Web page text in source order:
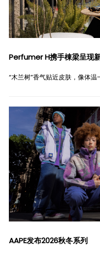
Perfumer H携手棟梁呈现
“木兰树”香气贴近皮肤，像体温
AAPE发布2026秋冬系列